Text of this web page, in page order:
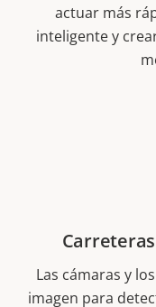
actuar más
inteligente y
Las cámaras y
imagen para